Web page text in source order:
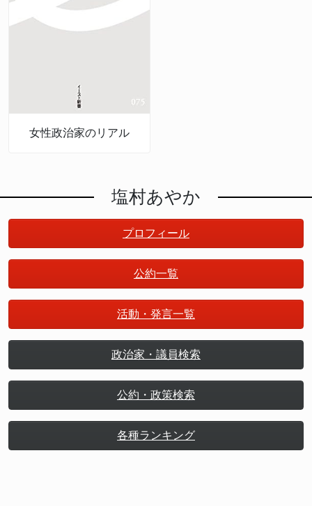
女性政治家のリアル
塩村あやか
プロフィール
公約一覧
活動・発言一覧
政治家・議員検索
公約・政策検索
各種ランキング